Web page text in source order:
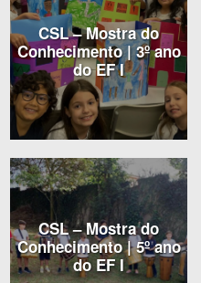
CSL – Mostra do
Conhecimento | 3º ano
do EF I
CSL – Mostra do
Conhecimento | 5º ano
do EF I